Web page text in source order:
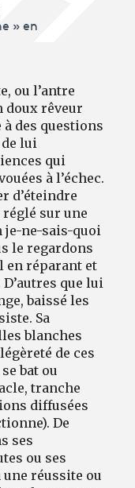
» en
ou l’antre
doux rêveur
des questions
lui
qui
à l’échec.
d’éteindre
sur une
je-ne-sais-quoi
le regardons
en réparant et
que lui
baissé les
Sa
blanches
de ces
bat ou
tranche
diffusées
De
ses
ou ses
une réussite ou